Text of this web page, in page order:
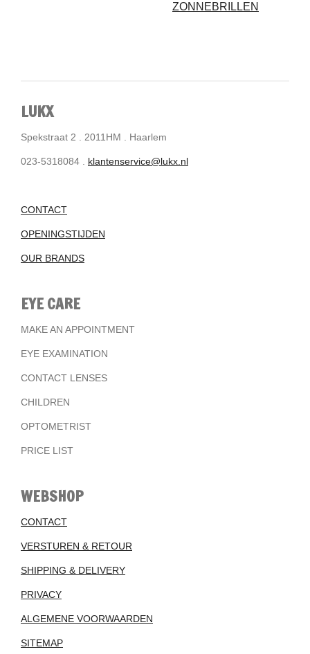
ZONNEBRILLEN
LUKX
Spekstraat 2 . 2011HM . Haarlem
023-5318084 . klantenservice@lukx.nl
CONTACT
OPENINGSTIJDEN
OUR BRANDS
EYE CARE
MAKE AN APPOINTMENT
EYE EXAMINATION
CONTACT LENSES
CHILDREN
OPTOMETRIST
PRICE LIST
WEBSHOP
CONTACT
VERSTUREN & RETOUR
SHIPPING & DELIVERY
PRIVACY
ALGEMENE VOORWAARDEN
SITEMAP